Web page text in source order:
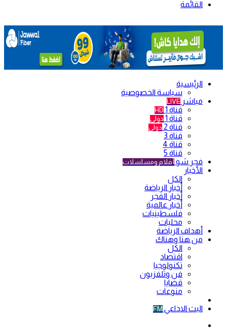
القائمة
الرئيسية
سياسة الخصوصية
مباشر LIVE
قناة 1 HD
قناة 1 دولي
قناة 2 دولي
قناة 3
قناة 4
قناة 5
فجر شو أفلام ومسلسلات
الأخبار
الكل
أخبار الرياضة
أخبار الفجر
أخبار عالمية
فلسطينيات
محليات
أهداف الرياضة
من هنا وهناك
الكل
اقتصاد
تكنولوجيا
فن وتلفزيون
قضايا
منوعات
البث الاذاعي FM